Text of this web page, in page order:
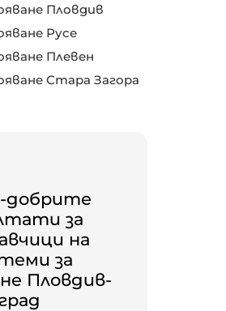
Пловдив
Русе
Плевен
Стара Загора
добрите
за
на
за
Пловдив-
град